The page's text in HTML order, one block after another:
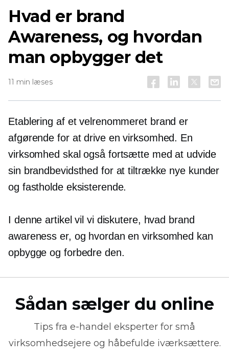
Hvad er brand
Awareness, og hvordan
man opbygger det
11 min læses
Etablering af et velrenommeret brand er
afgørende for at drive en virksomhed. En
virksomhed skal også fortsætte med at udvide
sin brandbevidsthed for at tiltrække nye kunder
og fastholde eksisterende.
I denne artikel vil vi diskutere, hvad brand
awareness er, og hvordan en virksomhed kan
opbygge og forbedre den.
Sådan sælger du online
Tips fra e-handel eksperter for små
virksomhedsejere og håbefulde iværksættere.